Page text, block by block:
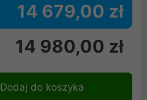
14 679,00 zł
14 980,00 zł
Dodaj do koszyka